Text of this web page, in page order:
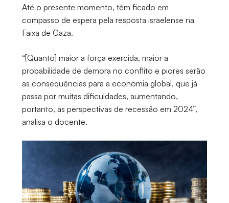
Até o presente momento, têm ficado em
compasso de espera pela resposta israelense na
Faixa de Gaza.
“[Quanto] maior a força exercida, maior a
probabilidade de demora no conflito e piores serão
as consequências para a economia global, que já
passa por muitas dificuldades, aumentando,
portanto, as perspectivas de recessão em 2024”,
analisa o docente.